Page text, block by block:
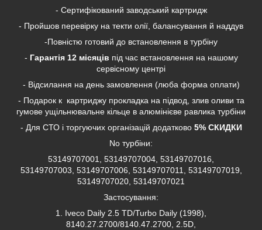
- Сертифікований заводський картридж
- Пройшов перевірку на текти олії, балансування й наддув
-Повністю готовий до встановлення в турбіну
- Гарантія 12 місяців під час встановлення на нашому
сервісному центрі
- Відсилання на день замовлення (люба форма оплати)
- Подарок к картриджу прокладка на підвод, злив оливи та
гумове ущільнювальне кільце в алюмінієве равлика турбіни
- Для СТО і торгуючих організацій додатково 5% СКИДКИ
No турбіни:
53149707001, 53149707004, 53149707016,
53149707003, 53149707006, 53149707011, 53149707019,
53149707020, 53149707021
Застосування:
1. Iveco Daily 2.5 TD/Turbo Daily (1998),
8140.27.2700/8140.47.2700, 2.5D,